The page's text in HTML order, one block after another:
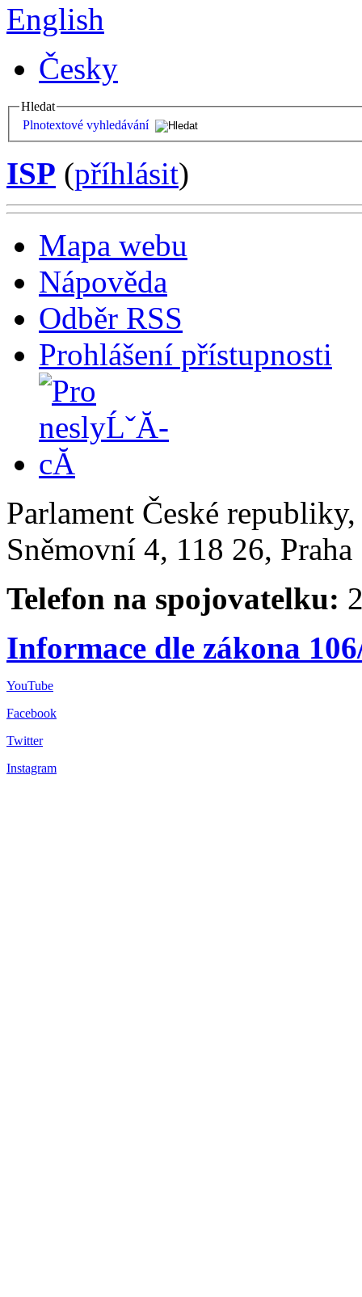
English
Česky
Hledat
Plnotextové vyhledávání
ISP (příhlásit)
Mapa webu
Nápověda
Odběr RSS
Prohlášení přístupnosti
Parlament České
Sněmovní 4, 118 26,
Telefon na spojovatelku:
Informace dle zákona
YouTube
Facebook
Twitter
Instagram